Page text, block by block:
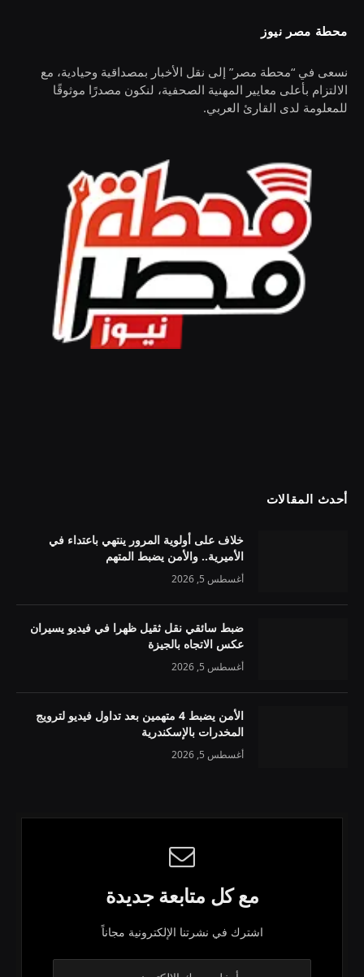
محطة مصر نيوز
نسعى في “محطة مصر” إلى نقل الأخبار بمصداقية وحيادية، مع
الالتزام بأعلى معايير المهنية الصحفية، لنكون مصدرًا موثوقًا
للمعلومة لدى القارئ العربي.
أحدث المقالات
خلاف على أولوية المرور ينتهي باعتداء في
الأميرية.. والأمن يضبط المتهم
أغسطس 5, 2026
ضبط سائقي نقل ثقيل ظهرا في فيديو يسيران
عكس الاتجاه بالجيزة
أغسطس 5, 2026
الأمن يضبط 4 متهمين بعد تداول فيديو لترويج
المخدرات بالإسكندرية
أغسطس 5, 2026
مع كل متابعة جديدة
اشترك في نشرتنا الإلكترونية مجاناً